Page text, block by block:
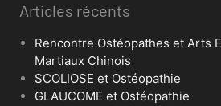
Articles récents
Rencontre Ostéopathes et Arts
Martiaux Chinois
SCOLIOSE et Ostéopathie
GLAUCOME et Ostéopathie